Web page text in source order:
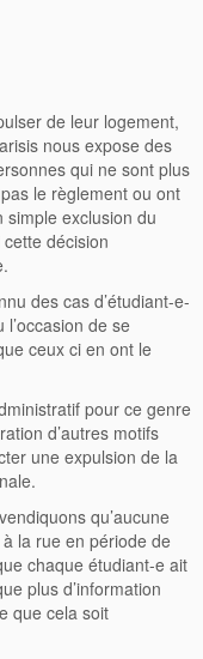
de leur logement,
nous expose des
qui ne sont plus
le règlement ou ont
exclusion du
décision
des cas d’étudiant-e-
de se
ceux ci en ont le
pour ce genre
d’autres motifs
une expulsion de la
qu’aucune
la rue en période de
chaque étudiant-e ait
plus d’information
que cela soit